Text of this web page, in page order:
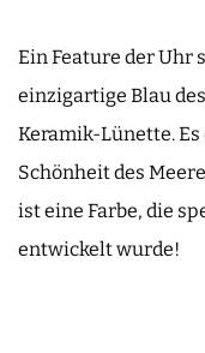
Ein Feature der Uhr
einzigartige Blau
Keramik-Lünette.
Schönheit des
ist eine Farbe, die
entwickelt wurde!